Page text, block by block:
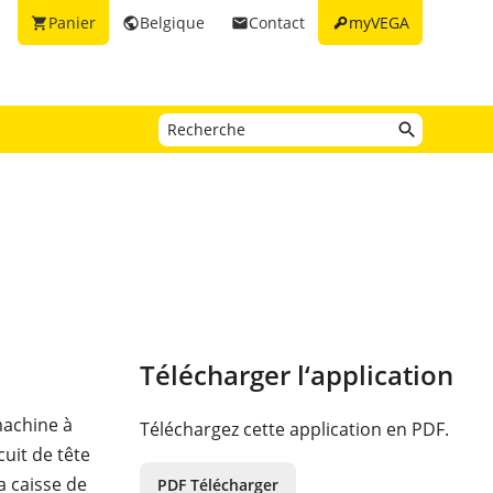
keymyVEGA
emailContact
publicBelgique
shopping_cartPanier
à
de tête
caisse de
Télécharger l‘application
Téléchargez cette application en PDF.
PDF Télécharger